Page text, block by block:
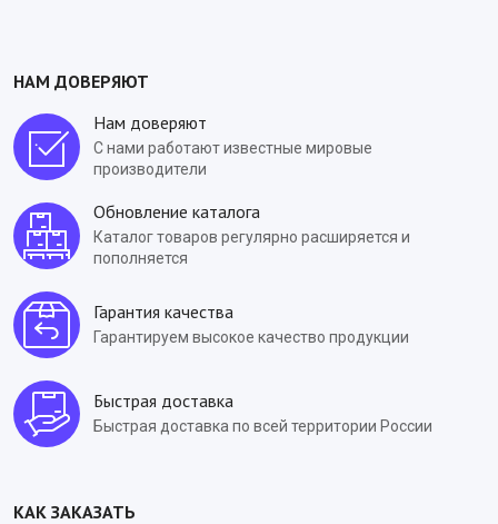
НАМ ДОВЕРЯЮТ
Нам доверяют
С нами работают известные мировые
производители
Обновление каталога
Каталог товаров регулярно расширяется и
пополняется
Гарантия качества
Гарантируем высокое качество продукции
Быстрая доставка
Быстрая доставка по всей территории России
КАК ЗАКАЗАТЬ